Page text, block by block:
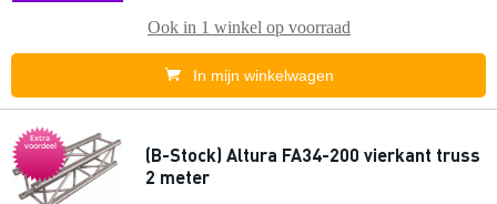
Ook in 1 winkel op voorraad
In mijn winkelwagen
Extra
voordeel
(B-Stock) Altura FA34-200 vierkant truss
2 meter